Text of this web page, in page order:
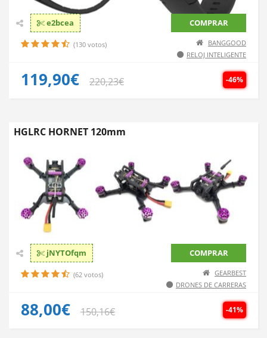
e2bcea COMPRAR
(130 votos)
BANGGOOD
RELOJ INTELIGENTE
-46%
119,90€ 220,23€
HGLRC HORNET 120mm
jNYTOfqm COMPRAR
(62 votos)
GEARBEST
DRONES DE CARRERAS
-41%
88,00€ 150,16€